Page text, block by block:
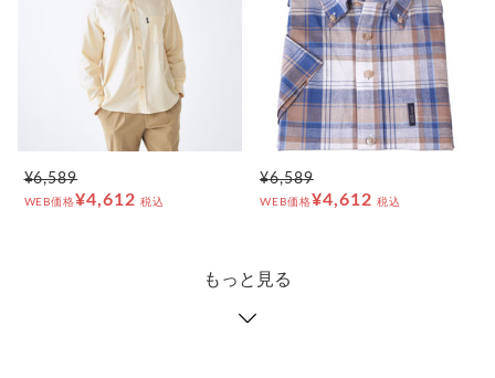
¥6,589
WEB価格¥4,612 税込
¥6,589
WEB価格¥4,612 税込
もっと見る